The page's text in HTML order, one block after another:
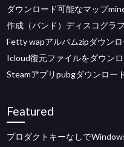
ダウンロード可能なマップ
作成（バンド）ディスコグラ
Fetty wapアルバムzipダウンロ
Icloud復元ファイルをダウン
Steamアプリpubgダウンロー
Featured
プロダクトキーなしで